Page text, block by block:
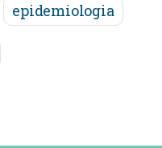
epidemiologia